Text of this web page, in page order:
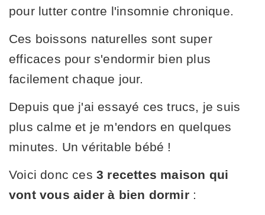
pour lutter contre l'insomnie chronique.
Ces boissons naturelles sont super
efficaces pour s'endormir bien plus
facilement chaque jour.
Depuis que j'ai essayé ces trucs, je suis
plus calme et je m'endors en quelques
minutes. Un véritable bébé !
Voici donc ces 3 recettes maison qui
vont vous aider à bien dormir: